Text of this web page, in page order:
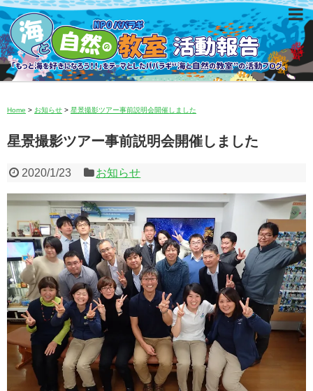
Home > お知らせ > 星景撮影ツアー事前説明会開催しました
星景撮影ツアー事前説明会開催しました
2020/1/23 お知らせ